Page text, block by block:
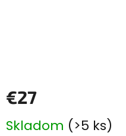
€27
cena:
Skladom (>5 ks)